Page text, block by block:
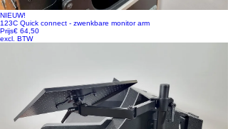
NIEUW!
123C Quick connect - zwenkbare monitor arm
Prijs€ 64,50
excl. BTW